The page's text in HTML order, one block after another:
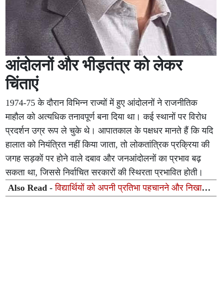
आंदोलनों और भीड़तंत्र को लेकर
चिंताएं
1974-75 के दौरान विभिन्न राज्यों में हुए आंदोलनों ने राजनीतिक
माहौल को अत्यधिक तनावपूर्ण बना दिया था। कई स्थानों पर विरोध
प्रदर्शन उग्र रूप ले चुके थे। आपातकाल के पक्षधर मानते हैं कि यदि
हालात को नियंत्रित नहीं किया जाता, तो लोकतांत्रिक प्रक्रिया की
जगह सड़कों पर होने वाले दबाव और जनआंदोलनों का प्रभाव बढ़
सकता था, जिससे निर्वाचित सरकारों की स्थिरता प्रभावित होती।
Also Read -विद्यार्थियों को अपनी प्रतिभा पहचानने और निखारने
के लिए किया प्रेरित